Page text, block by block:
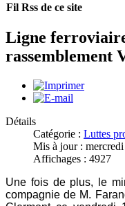
Fil Rss de ce site
Ligne
rassemblement
Détails
Catégorie : Luttes
Mis à jour :
Affichages : 4927
Une fois de plus, le
compagnie de M.